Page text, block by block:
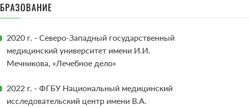
2020 г. - Северо-Западный государственный
медицинский университет имени И.И.
Мечникова, «Лечебное дело»
2022 г. - ФГБУ Национальный медицинский
исследовательский центр имени В.А.